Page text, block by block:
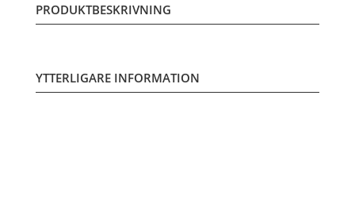
PRODUKTBESKRIVNING
YTTERLIGARE INFORMATION